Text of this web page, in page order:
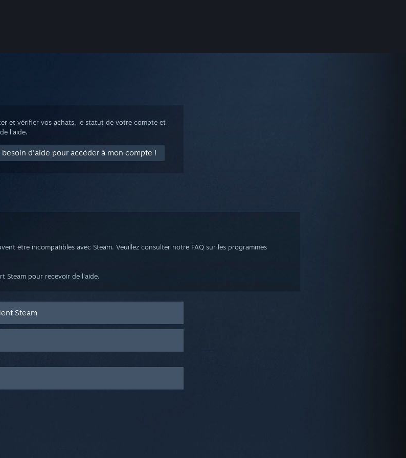
et vérifier vos achats, le statut de votre compte et
l'aide.
besoin d'aide pour accéder à mon compte !
être incompatibles avec Steam. Veuillez consulter notre FAQ sur les programmes
Steam pour recevoir de l'aide.
Steam